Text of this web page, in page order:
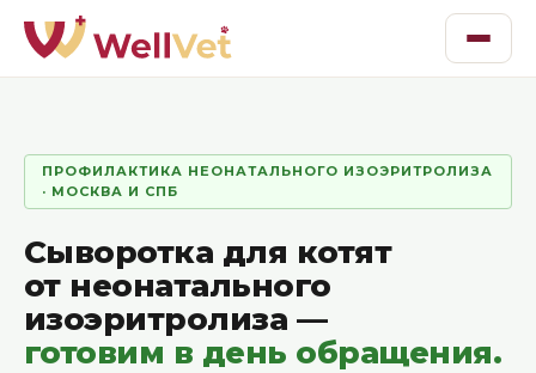
ПРОФИЛАКТИКА НЕОНАТАЛЬНОГО ИЗОЭРИТРОЛИЗА
· МОСКВА И СПБ
Сыворотка для котят
от неонатального
изоэритролиза —
готовим в день обращения.